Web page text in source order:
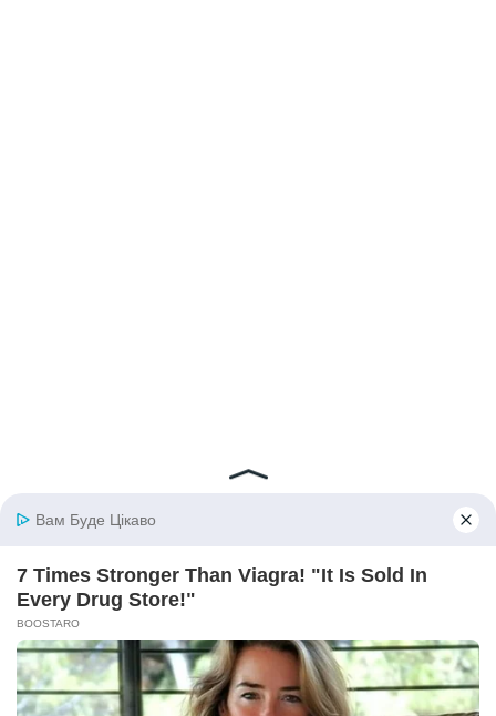
© 2026 iBilingua
Політика конфіденційності та умови користування
сайтом (Privacy Policy)